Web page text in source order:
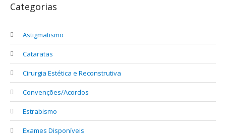
Categorias
Astigmatismo
Cataratas
Cirurgia Estética e Reconstrutiva
Convenções/Acordos
Estrabismo
Exames Disponíveis